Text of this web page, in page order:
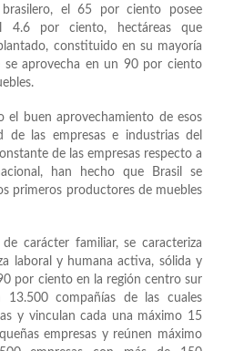
el 65 por ciento posee
4.6 por ciento, hectáreas que
constituido en su mayoría
aprovecha en un 90 por ciento
el buen aprovechamiento de esos
de las empresas e industrias del
de las empresas respecto a
han hecho que Brasil se
primeros productores de muebles
carácter familiar, se caracteriza
laboral y humana activa, sólida y
por ciento en la región centro sur
compañías de las cuales
y vinculan cada una máximo 15
empresas y reúnen máximo